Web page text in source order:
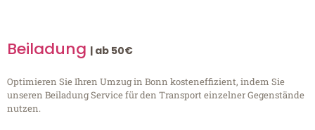
Beiladung | ab 50€
Optimieren Sie Ihren Umzug in Bonn kosteneffizient, indem Sie
unseren Beiladung Service für den Transport einzelner Gegenstände
nutzen.